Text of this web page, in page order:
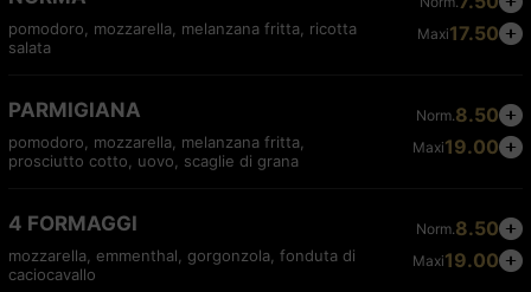
pomodoro, mozzarella, melanzana fritta, ricotta
salata
Maxi17.50
PARMIGIANA
pomodoro, mozzarella, melanzana fritta,
prosciutto cotto, uovo, scaglie di grana
Norm.8.50
Maxi19.00
4 FORMAGGI
mozzarella, emmenthal, gorgonzola, fonduta di
caciocavallo
Norm.8.50
Maxi19.00